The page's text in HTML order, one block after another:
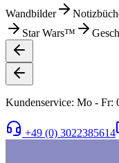
Wandbilder
Star Wars™
Kundenservice: Mo - Fr:
+49 (0) 3022385614